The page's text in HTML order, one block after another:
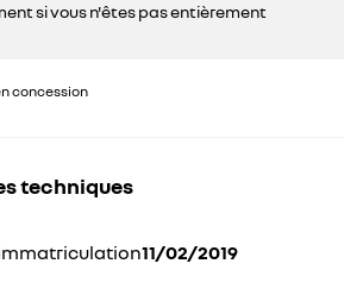
si vous n'êtes pas entièrement
concession
techniques
11/02/2019